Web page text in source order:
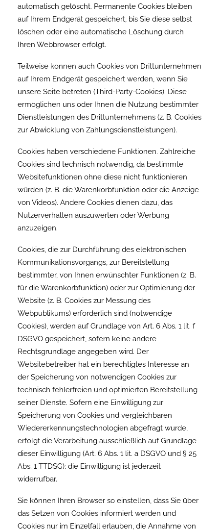
automatisch gelöscht. Permanente Cookies bleiben
auf Ihrem Endgerät gespeichert, bis Sie diese selbst
löschen oder eine automatische Löschung durch
Ihren Webbrowser erfolgt.
Teilweise können auch Cookies von Drittunternehmen
auf Ihrem Endgerät gespeichert werden, wenn Sie
unsere Seite betreten (Third-Party-Cookies). Diese
ermöglichen uns oder Ihnen die Nutzung bestimmter
Dienstleistungen des Drittunternehmens (z. B. Cookies
zur Abwicklung von Zahlungsdienstleistungen).
Cookies haben verschiedene Funktionen. Zahlreiche
Cookies sind technisch notwendig, da bestimmte
Websitefunktionen ohne diese nicht funktionieren
würden (z. B. die Warenkorbfunktion oder die Anzeige
von Videos). Andere Cookies dienen dazu, das
Nutzerverhalten auszuwerten oder Werbung
anzuzeigen.
Cookies, die zur Durchführung des elektronischen
Kommunikationsvorgangs, zur Bereitstellung
bestimmter, von Ihnen erwünschter Funktionen (z. B.
für die Warenkorbfunktion) oder zur Optimierung der
Website (z. B. Cookies zur Messung des
Webpublikums) erforderlich sind (notwendige
Cookies), werden auf Grundlage von Art. 6 Abs. 1 lit. f
DSGVO gespeichert, sofern keine andere
Rechtsgrundlage angegeben wird. Der
Websitebetreiber hat ein berechtigtes Interesse an
der Speicherung von notwendigen Cookies zur
technisch fehlerfreien und optimierten Bereitstellung
seiner Dienste. Sofern eine Einwilligung zur
Speicherung von Cookies und vergleichbaren
Wiedererkennungstechnologien abgefragt wurde,
erfolgt die Verarbeitung ausschließlich auf Grundlage
dieser Einwilligung (Art. 6 Abs. 1 lit. a DSGVO und § 25
Abs. 1 TTDSG); die Einwilligung ist jederzeit
widerrufbar.
Sie können Ihren Browser so einstellen, dass Sie über
das Setzen von Cookies informiert werden und
Cookies nur im Einzelfall erlauben, die Annahme von